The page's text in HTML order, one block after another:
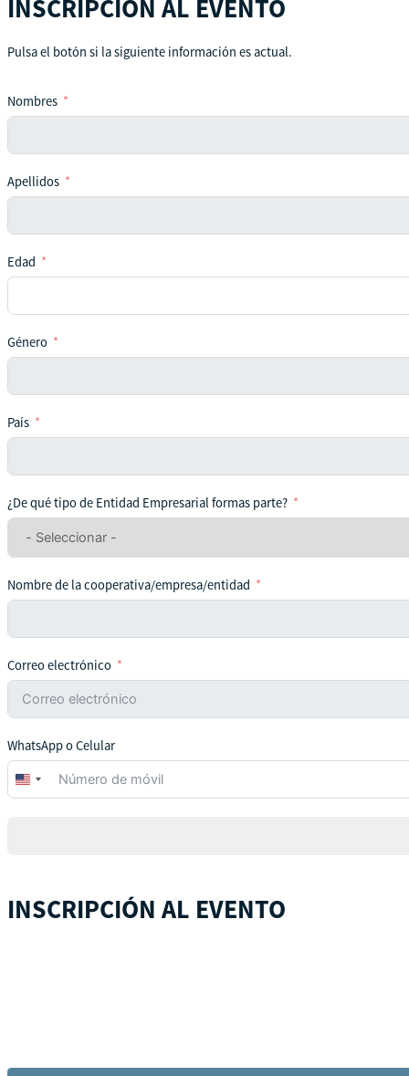
INSCRIPCIÓN AL EVENTO
Pulsa el botón si la siguiente información es actual.
Nombres
Apellidos
Edad
Género
País
¿De qué tipo de Entidad Empresarial formas parte?
Nombre de la cooperativa/empresa/entidad
Correo electrónico
WhatsApp o Celular
United
States
INSCRIPCIÓN AL EVENTO